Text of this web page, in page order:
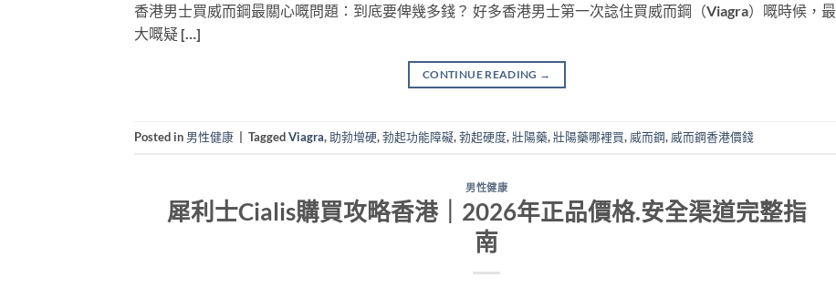
香港男士買威而鋼最關心嘅問題：到底要俾幾多錢？ 好多香港男士第一次諗住買威而鋼（Viagra）嘅時候，最
大嘅疑 […]
CONTINUE READING →
Posted in 男性健康 TaggedViagra, 助勃增硬,勃起功能障礙,勃起硬度,壯陽藥,壯陽藥哪裡買, 威而鋼, 威而鋼香港價錢
男性健康
犀利士Cialis購買攻略香港｜2026年正品價格.安全渠道完整指
南